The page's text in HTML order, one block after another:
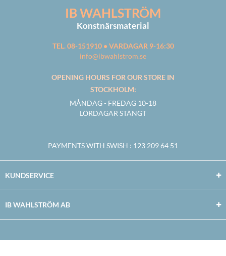
IB WAHLSTRÖM
Konstnärsmaterial
TEL. 08-151910 • VARDAGAR 9-16:30
info@ibwahlstrom.se
OPENING HOURS FOR OUR STORE IN
STOCKHOLM:
MÅNDAG - FREDAG 10-18
LÖRDAGAR STÄNGT
PAYMENTS WITH SWISH : 123 209 64 51
KUNDSERVICE
IB WAHLSTRÖM AB
Facebook
TwitterYoutubeInstagram